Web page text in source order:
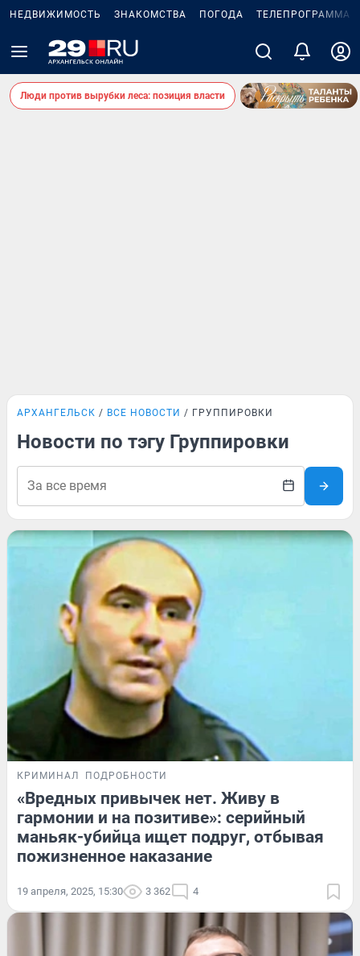
НЕДВИЖИМОСТЬ ЗНАКОМСТВА ПОГОДА ТЕЛЕПРОГРАММА
Люди против вырубки леса: позиция власти
АРХАНГЕЛЬСК ВСЕ НОВОСТИ ГРУППИРОВКИ
Новости по тэгу Группировки
КРИМИНАЛ ПОДРОБНОСТИ
«Вредных привычек нет. Живу в
гармонии и на позитиве»: серийный
маньяк-убийца ищет подруг, отбывая
пожизненное наказание
19 апреля, 2025, 15:30 3 362 4